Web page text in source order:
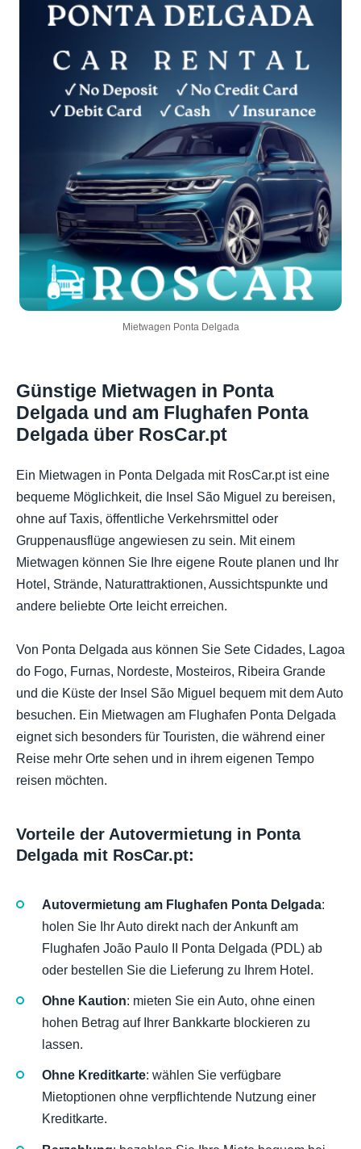
Mietwagen Ponta Delgada
Günstige Mietwagen in Ponta
Delgada und am Flughafen Ponta
Delgada über RosCar.pt
Ein Mietwagen in Ponta Delgada mit RosCar.pt ist eine
bequeme Möglichkeit, die Insel São Miguel zu bereisen,
ohne auf Taxis, öffentliche Verkehrsmittel oder
Gruppenausflüge angewiesen zu sein. Mit einem
Mietwagen können Sie Ihre eigene Route planen und Ihr
Hotel, Strände, Naturattraktionen, Aussichtspunkte und
andere beliebte Orte leicht erreichen.
Von Ponta Delgada aus können Sie Sete Cidades, Lagoa
do Fogo, Furnas, Nordeste, Mosteiros, Ribeira Grande
und die Küste der Insel São Miguel bequem mit dem Auto
besuchen. Ein Mietwagen am Flughafen Ponta Delgada
eignet sich besonders für Touristen, die während einer
Reise mehr Orte sehen und in ihrem eigenen Tempo
reisen möchten.
Vorteile der Autovermietung in Ponta
Delgada mit RosCar.pt:
Autovermietung am Flughafen Ponta Delgada:
holen Sie Ihr Auto direkt nach der Ankunft am
Flughafen João Paulo II Ponta Delgada (PDL) ab
oder bestellen Sie die Lieferung zu Ihrem Hotel.
Ohne Kaution: mieten Sie ein Auto, ohne einen
hohen Betrag auf Ihrer Bankkarte blockieren zu
lassen.
Ohne Kreditkarte: wählen Sie verfügbare
Mietoptionen ohne verpflichtende Nutzung einer
Kreditkarte.